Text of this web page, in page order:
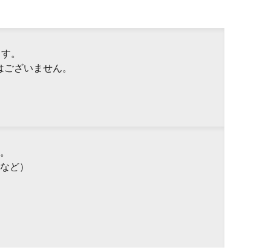
。
ざいません。
ど）